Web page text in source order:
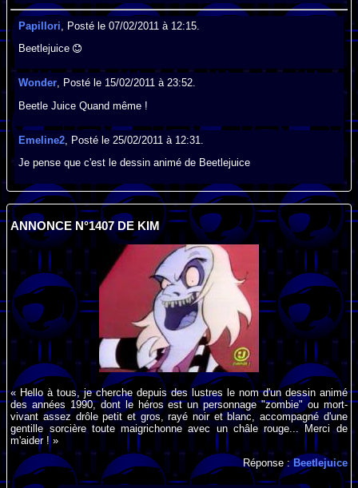
Papillori , Posté le 07/02/2011 à 12:15.
Beetlejuice
Wonder, Posté le 15/02/2011 à 23:52.
Beetle Juice Quand même !
Emeline2 , Posté le 25/02/2011 à 12:31.
Je pense que c'est le dessin animé de Beetlejuice
ANNONCE N°1407 DE KIM
« Hello à tous, je cherche depuis des lustres le nom d'un dessin animé
des années 1990, dont le héros est un personnage "zombie" ou mort-
vivant assez drôle petit et gros, rayé noir et blanc, accompagné d'une
gentille sorcière toute maigrichonne avec un châle rouge... Merci de
m'aider ! »
Réponse : Beetlejuice